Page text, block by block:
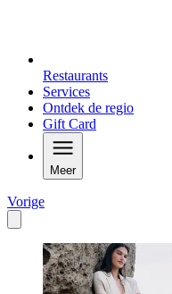
Restaurants
Services
Ontdek de regio
Gift Card
Meer
Vorige